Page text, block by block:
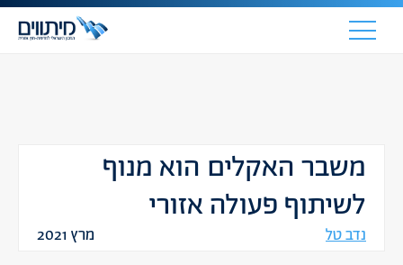
משבר האקלים הוא מנוף
לשיתוף פעולה אזורי
נדב טל מרץ 2021